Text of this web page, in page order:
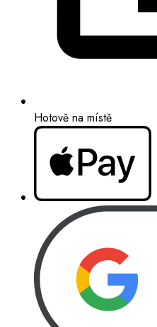
Hotově na místě